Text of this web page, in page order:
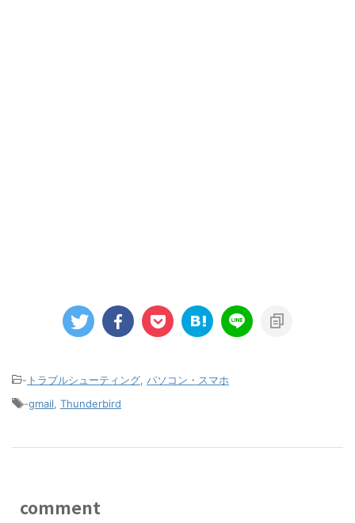
- トラブルシューティング パソコン・スマホ
-gmail Thunderbird
comment